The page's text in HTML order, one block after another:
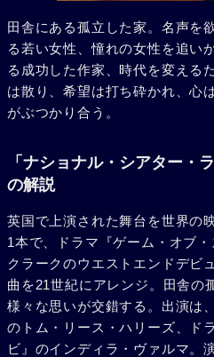
田舎にある孤立した家。名声を
る若い女性、憧れの女性を追い
る成功した作家、時代を変える
は散り、希望は打ち砕かれ、心
がぶつかり合う。
「ナショナル・シアター・
の解説
英国で上演された舞台を世界の
1本で、ドラマ『ゲーム・オブ
クラークのウエストエンドデビ
曲を21世紀にアレンジ。田舎の
様々な思いが交錯する。出演は
のトム・リース・ハリーズ、ド
ビ』のインディラ・ヴァルマ。